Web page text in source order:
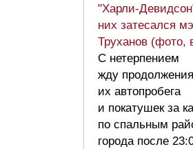
"Харли-
них затесался
Труханов (фото,
С нетерпением
жду продолжения
их автопробега
и покатушек за
по спальным
города после